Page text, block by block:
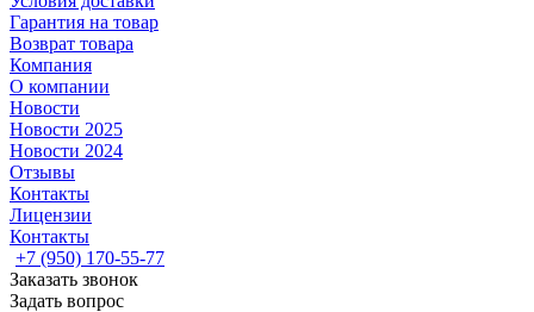
Гарантия на товар
Возврат товара
Компания
О компании
Новости
Новости 2025
Новости 2024
Отзывы
Контакты
Лицензии
Контакты
+7 (950) 170-55-77
Заказать звонок
Задать вопрос